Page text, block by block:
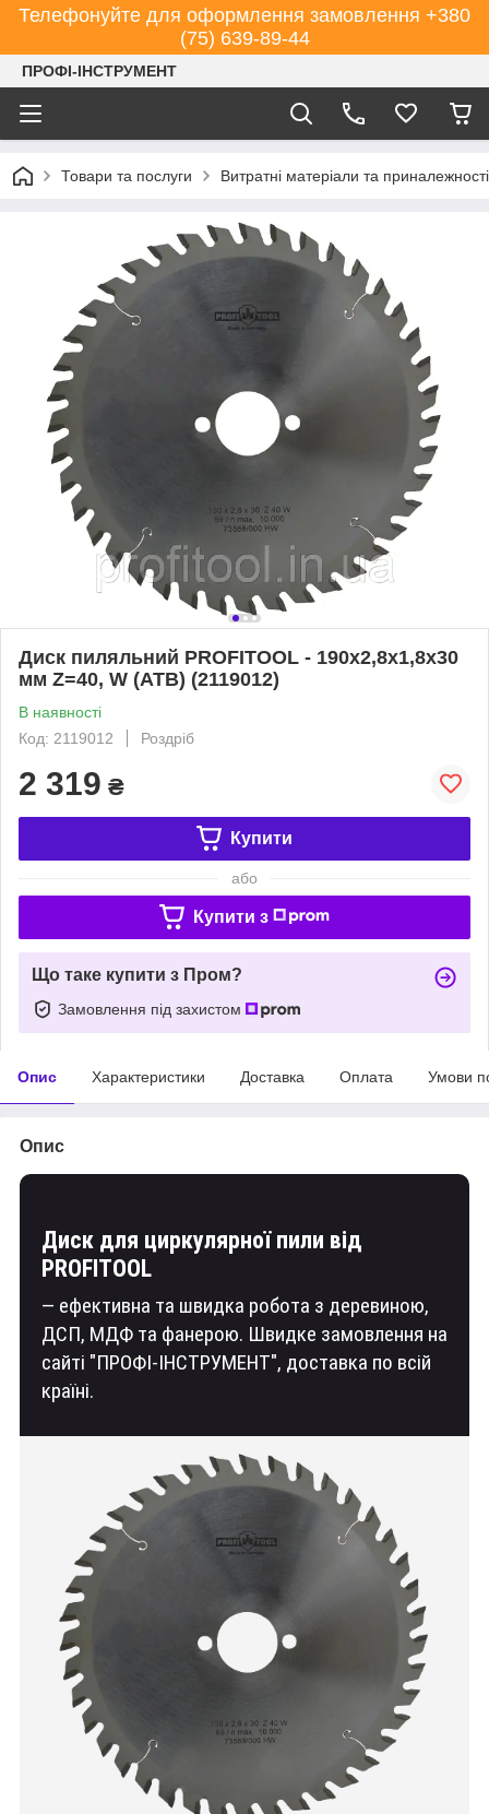
Телефонуйте для оформлення замовлення +380
(75) 639-89-44
ПРОФІ-ІНСТРУМЕНТ
Товари та послуги Витратні матеріали та
Диск пиляльний PROFITOOL - 190х2,8х1,8х30
мм Z=40, W (ATB) (2119012)
В наявності
Код: 2119012
Роздріб
2 319 ₴
Купити
або
Купити з
Що таке купити з Пром?
Замовлення під захистом
Опис Характеристики Доставка Оплата Умови
Опис
Диск для циркулярної пили від
PROFITOOL
— ефективна та швидка робота з деревиною,
ДСП, МДФ та фанерою. Швидке замовлення на
сайті "ПРОФІ-ІНСТРУМЕНТ", доставка по всій
країні.